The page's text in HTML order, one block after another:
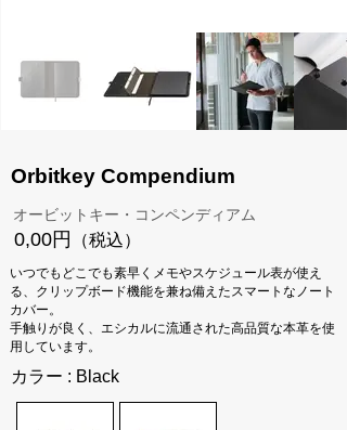
Orbitkey Compendium
オービットキー・コンペンディアム
0,00円 （税込）
いつでもどこでも素早くメモやスケジュール表が使え
る、クリップボード機能を兼ね備えたスマートなノート
カバー。
手触りが良く、エシカルに流通された高品質な本革を使
用しています。
カラー : Black